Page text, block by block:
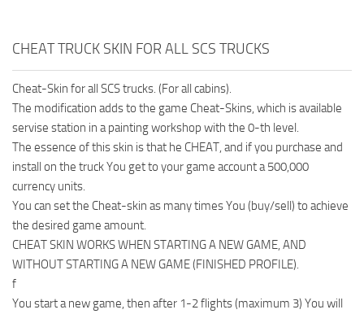
CHEAT TRUCK SKIN FOR ALL SCS TRUCKS
Cheat-Skin for all SCS trucks. (For all cabins).
The modification adds to the game Cheat-Skins, which is available
servise station in a painting workshop with the 0-th level.
The essence of this skin is that he CHEAT, and if you purchase and
install on the truck You get to your game account a 500,000
currency units.
You can set the Cheat-skin as many times You (buy/sell) to achieve
the desired game amount.
CHEAT SKIN WORKS WHEN STARTING A NEW GAME, AND
WITHOUT STARTING A NEW GAME (FINISHED PROFILE).
f
You start a new game, then after 1-2 flights (maximum 3) You will